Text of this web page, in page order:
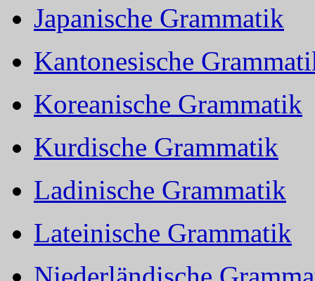
Japanische Grammatik
Kantonesische
Koreanische Grammatik
Kurdische Grammatik
Ladinische Grammatik
Lateinische Grammatik